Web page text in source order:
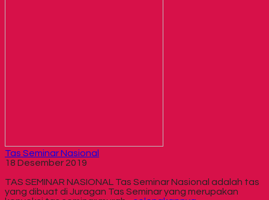
Tas Seminar Nasional
18 Desember 2019
TAS SEMINAR NASIONAL Tas Seminar Nasional adalah tas
yang dibuat di Juragan Tas Seminar yang merupakan